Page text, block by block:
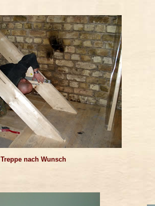
Treppe nach Wunsch